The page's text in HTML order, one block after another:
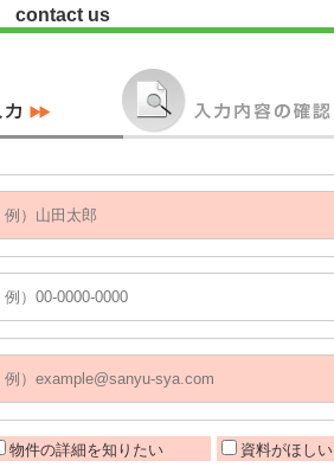
contact us
物件の詳細を知りたい 資料がほしい